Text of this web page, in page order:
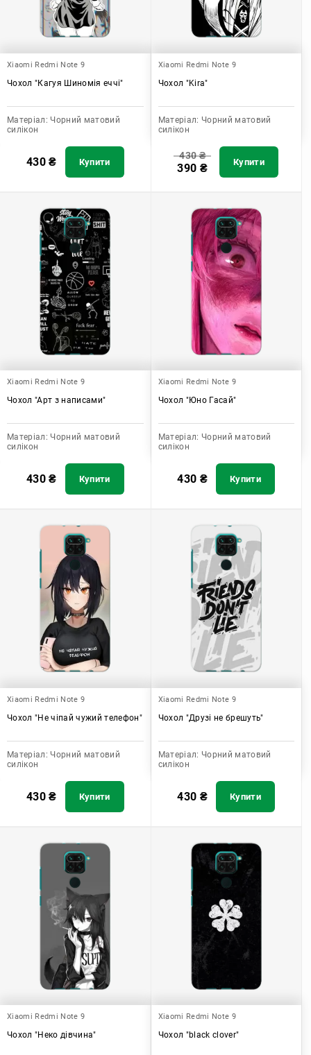
Xiaomi Redmi Note 9
Чохол "Кагуя Шиномія еччі"
Матеріал: Чорний матовий
силікон
430₴ Купити
Xiaomi Redmi Note 9
Чохол "Kira"
Матеріал: Чорний матовий
силікон
430₴
390 ₴ Купити
Xiaomi Redmi Note 9
Чохол "Арт з написами"
Матеріал: Чорний матовий
силікон
430₴ Купити
Xiaomi Redmi Note 9
Чохол "Юно Гасай"
Матеріал: Чорний матовий
силікон
430 ₴ Купити
Xiaomi Redmi Note 9
Чохол "Не чіпай чужий телефон"
Матеріал: Чорний матовий
силікон
430₴ Купити
Xiaomi Redmi Note 9
Чохол "Друзі не брешуть"
Матеріал: Чорний матовий
силікон
430 ₴ Купити
Xiaomi Redmi Note 9
Чохол "Неко дівчина"
Xiaomi Redmi Note 9
Чохол "black clover"